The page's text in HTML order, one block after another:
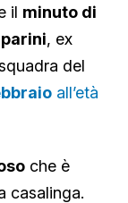
il minuto di
, ex
del
all’età
che è
casalinga.